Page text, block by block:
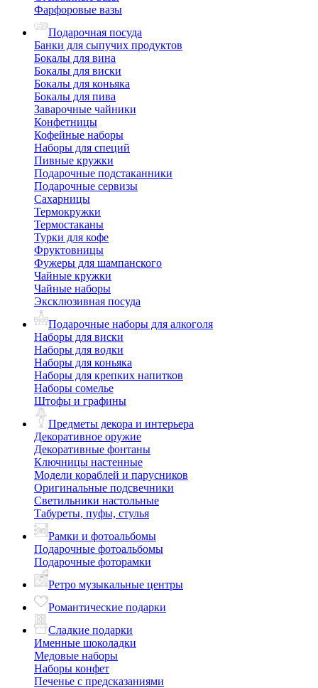
Фарфоровые вазы
Подарочная посуда
Банки для сыпучих продуктов
Бокалы для вина
Бокалы для виски
Бокалы для коньяка
Бокалы для пива
Заварочные чайники
Конфетницы
Кофейные наборы
Наборы для специй
Пивные кружки
Подарочные подстаканники
Подарочные сервизы
Сахарницы
Термокружки
Термостаканы
Турки для кофе
Фруктовницы
Фужеры для шампанского
Чайные кружки
Чайные наборы
Эксклюзивная посуда
Подарочные наборы для алкоголя
Наборы для виски
Наборы для водки
Наборы для коньяка
Наборы для крепких напитков
Наборы сомелье
Штофы и графины
Предметы декора и интерьера
Декоративное оружие
Декоративные фонтаны
Ключницы настенные
Модели кораблей и парусников
Оригинальные подсвечники
Светильники настольные
Табуреты, пуфы, стулья
Рамки и фотоальбомы
Подарочные фотоальбомы
Подарочные фоторамки
Ретро музыкальные центры
Романтические подарки
Сладкие подарки
Именные шоколадки
Медовые наборы
Наборы конфет
Печенье с предсказаниями